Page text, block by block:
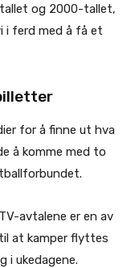
og 2000-tallet,
i ferd med å få et
for å finne ut hva
å komme med to
avtalene er en av
at kamper flyttes
i ukedagene.